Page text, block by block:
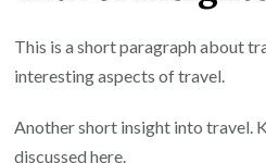
This is a short paragraph about
interesting aspects of travel.
Another short insight into travel.
discussed here.